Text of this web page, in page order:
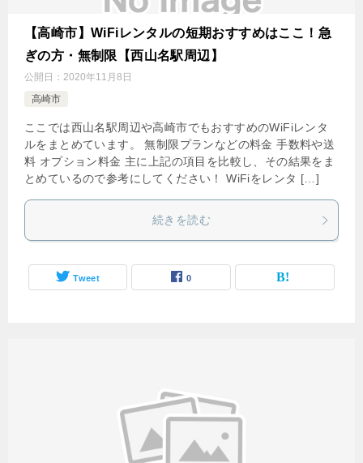
【高崎市】WiFiレンタルの短期おすすめはここ！急
ぎの方・無制限【西山名駅周辺】
公開日： 2020年11月8日
高崎市
ここでは西山名駅周辺や高崎市でもおすすめのWiFiレンタ
ルをまとめています。 無制限プランなどの料金 手数料や送
料 オプション料金 主に上記の項目を比較し、その結果をま
とめているので参考にしてください！ WiFiをレンタ […]
続きを読む
Tweet 0